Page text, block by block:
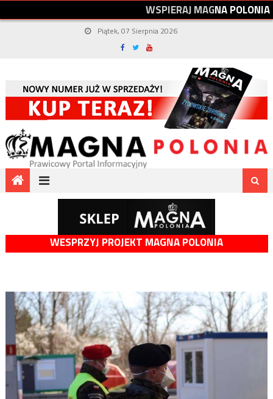
WSPIERAJMAGNAPOLONIA
Piątek, 07 Sierpnia 2026
WESPRZYJ PROJEKT MAGNA POLONIA